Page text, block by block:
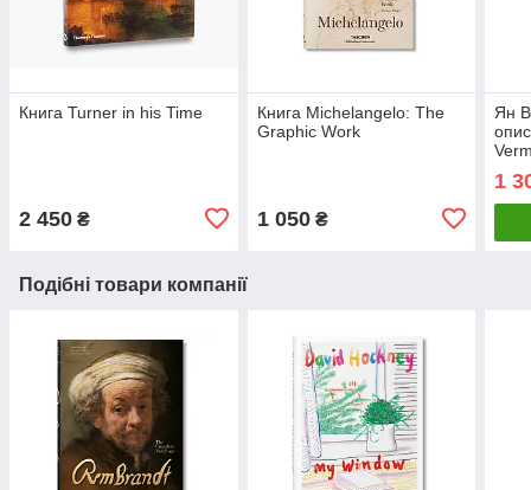
Книга Turner in his Time
2 450 ₴
Книга Michelangelo: The
Graphic Work
1 050₴
Ян
1
Подібні товари компанії